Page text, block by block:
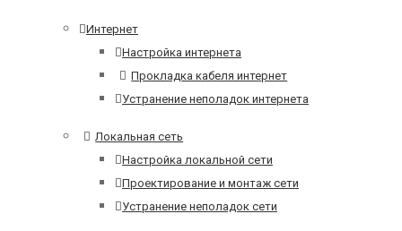
Интернет
Настройка интернета
Прокладка кабеля интернет
Устранение неполадок интернета
Локальная сеть
Настройка локальной сети
Проектирование и монтаж сети
Устранение неполадок сети